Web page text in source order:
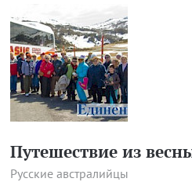
Путешествие из
Русские австралийцы